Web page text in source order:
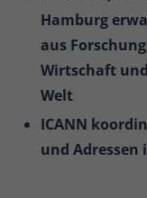
Hamburg
aus
Wirtschaft
Welt
ICANN
und
Zweck
Name